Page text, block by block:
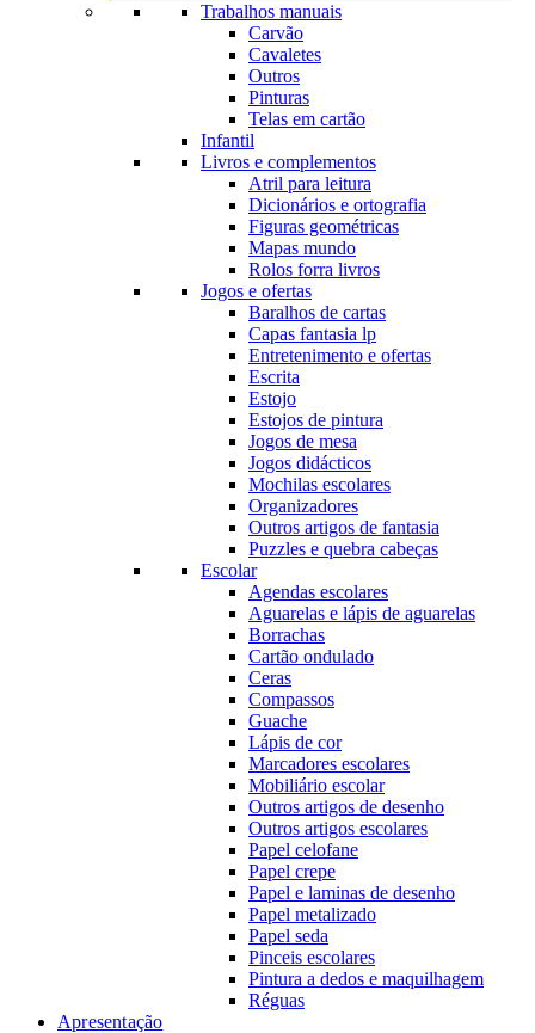
Trabalhos manuais
Carvão
Cavaletes
Outros
Pinturas
Telas em cartão
Infantil
Livros e complementos
Atril para leitura
Dicionários e ortografia
Figuras geométricas
Mapas mundo
Rolos forra livros
Jogos e ofertas
Baralhos de cartas
Capas fantasia lp
Entretenimento e ofertas
Escrita
Estojo
Estojos de pintura
Jogos de mesa
Jogos didácticos
Mochilas escolares
Organizadores
Outros artigos de fantasia
Puzzles e quebra cabeças
Escolar
Agendas escolares
Aguarelas e lápis de aguarelas
Borrachas
Cartão ondulado
Ceras
Compassos
Guache
Lápis de cor
Marcadores escolares
Mobiliário escolar
Outros artigos de desenho
Outros artigos escolares
Papel celofane
Papel crepe
Papel e laminas de desenho
Papel metalizado
Papel seda
Pinceis escolares
Pintura a dedos e maquilhagem
Réguas
Apresentação